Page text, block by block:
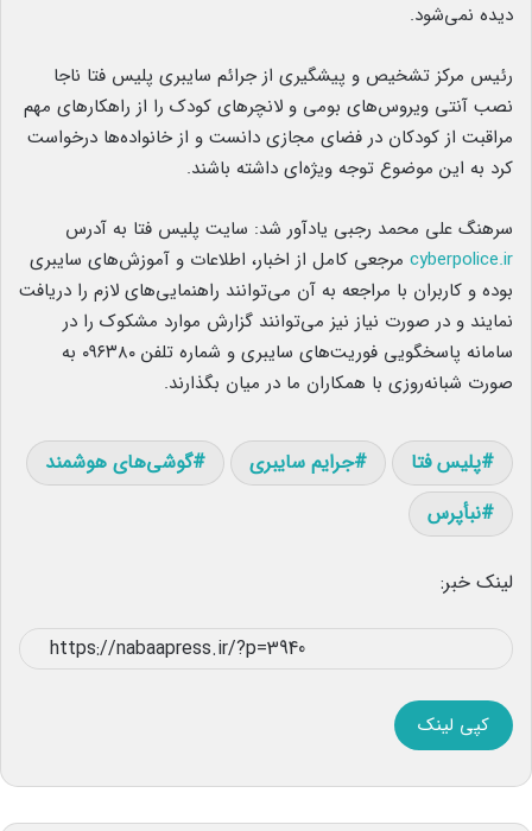
دیده نمی‌شود.
رئیس مرکز تشخیص و پیشگیری از جرائم سایبری پلیس فتا ناجا
نصب آنتی ویروس‌های بومی و لانچرهای کودک را از راهکارهای مهم
مراقبت از کودکان در فضای مجازی دانست و از خانواده‌ها درخواست
کرد به این موضوع توجه ویژه‌ای داشته باشند.
سرهنگ علی محمد رجبی یادآور شد: سایت پلیس فتا به آدرس
cyberpolice.ir مرجعی کامل از اخبار، اطلاعات و آموزش‌های سایبری
بوده و کاربران با مراجعه به آن می‌توانند راهنمایی‌های لازم را دریافت
نمایند و در صورت نیاز نیز می‌توانند گزارش موارد مشکوک را در
سامانه پاسخگویی فوریت‌های سایبری و شماره تلفن ۰۹۶۳۸۰ به
صورت شبانه‌روزی با همکاران ما در میان بگذارند.
پلیس فتا جرایم سایبری
گوشی‌های هوشمند
نبأپرس
لینک خبر:
کپی لینک